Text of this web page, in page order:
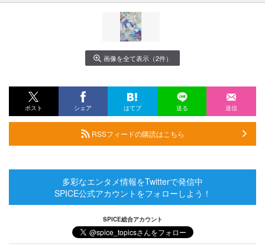
画像を全て表示（2件）
ポスト シェア はてブ 送る 送信
RSSフィードの購読はこちら
多彩なエンタメ情報をTwitterで発信中
SPICE公式アカウントをフォローしよう！
SPICE総合アカウント